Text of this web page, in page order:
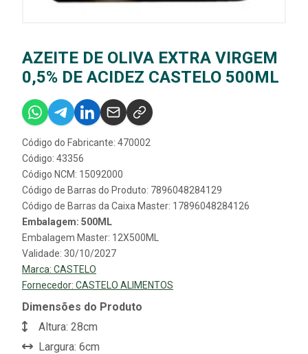
AZEITE DE OLIVA EXTRA VIRGEM
0,5% DE ACIDEZ CASTELO 500ML
Código do Fabricante: 470002
Código: 43356
Código NCM: 15092000
Código de Barras do Produto: 7896048284129
Código de Barras da Caixa Master: 17896048284126
Embalagem: 500ML
Embalagem Master: 12X500ML
Validade: 30/10/2027
Marca: CASTELO
Fornecedor: CASTELO ALIMENTOS
Dimensões do Produto
Altura: 28cm
Largura: 6cm